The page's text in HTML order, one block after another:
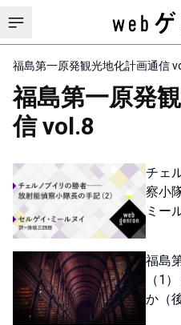
福島第一原発観光地化計画通信
福島第一原発
信 vol.8
チェ
察小
ミー
福島
（1
か（